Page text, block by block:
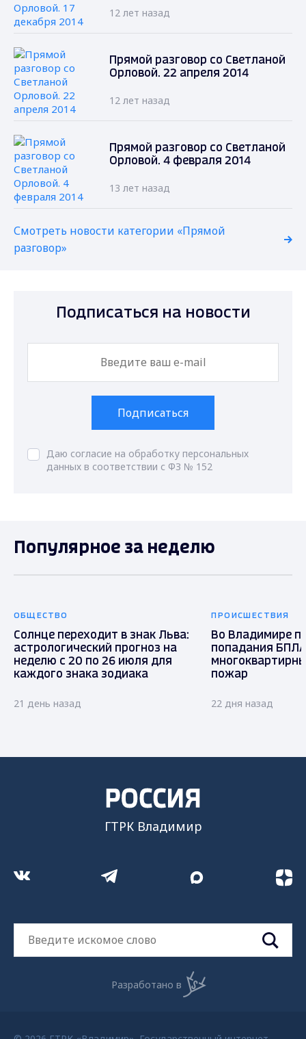
12 лет назад
Прямой разговор со Светланой
Орловой. 22 апреля 2014
12 лет назад
Прямой разговор со Светланой
Орловой. 4 февраля 2014
13 лет назад
Смотреть новости категории «Прямой
разговор»
Подписаться на новости
Подписаться
Даю согласие на обработку персональных
данных в соответствии с ФЗ № 152
Популярное за неделю
ОБЩЕСТВО
Солнце переходит в знак Льва:
астрологический прогноз на
неделю с 20 по 26 июля для
каждого знака зодиака
21 день назад
ПРОИСШЕСТВИЯ
Во Владимире
попадания
пожар
22 дня назад
ГТРК Владимир
Разработано в